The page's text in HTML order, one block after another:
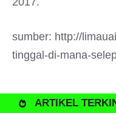
sumber: http://
tinggal-di-mana-
ARTIKEL